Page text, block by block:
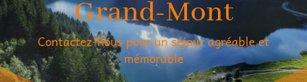
Grand-Mont
Contactez-nous pour un séjour agréable et
mémorable